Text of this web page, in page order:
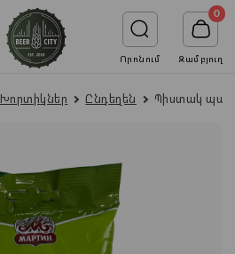
Որոնում
0
Զամբյուղ
Խորտիկներ Ընդեղեն Պիստակ